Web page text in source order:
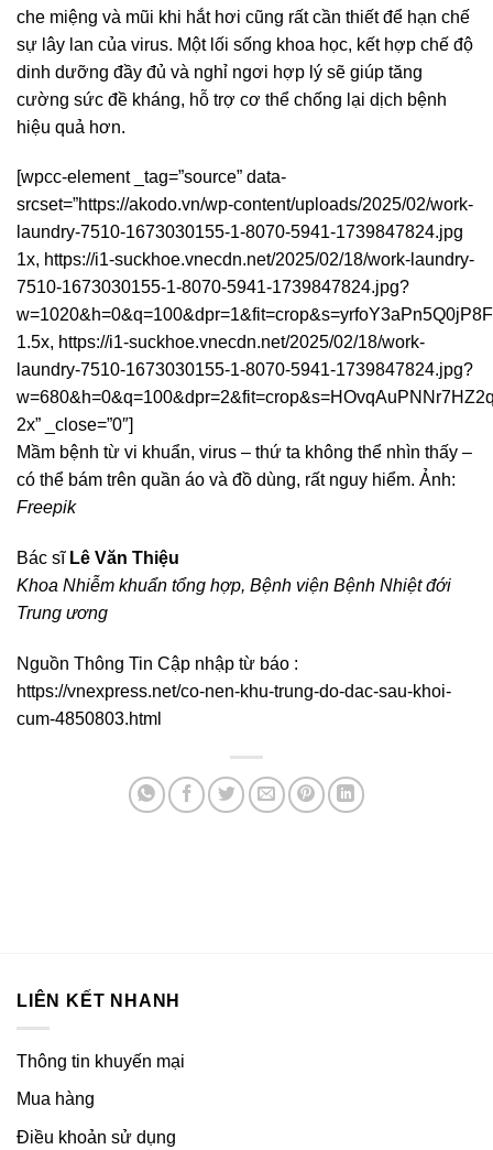
che miệng và mũi khi hắt hơi cũng rất cần thiết để hạn chế
sự lây lan của virus. Một lối sống khoa học, kết hợp chế độ
dinh dưỡng đầy đủ và nghỉ ngơi hợp lý sẽ giúp tăng
cường sức đề kháng, hỗ trợ cơ thể chống lại dịch bệnh
hiệu quả hơn.
[wpcc-element _tag=”source” data-
srcset=”https://akodo.vn/wp-content/uploads/2025/02/work-
laundry-7510-1673030155-1-8070-5941-1739847824.jpg
1x, https://i1-suckhoe.vnecdn.net/2025/02/18/work-laundry-
7510-1673030155-1-8070-5941-1739847824.jpg?
1.5x, https://i1-suckhoe.vnecdn.net/2025/02/18/work-
laundry-7510-1673030155-1-8070-5941-1739847824.jpg?
2x” _close=”0″]
Mầm bệnh từ vi khuẩn, virus – thứ ta không thể nhìn thấy –
có thể bám trên quần áo và đồ dùng, rất nguy hiểm. Ảnh:
Freepik
Bác sĩ Lê Văn Thiệu
Khoa Nhiễm khuẩn tổng hợp, Bệnh viện Bệnh Nhiệt đới
Trung ương
Nguồn Thông Tin Cập nhập từ báo :
https://vnexpress.net/co-nen-khu-trung-do-dac-sau-khoi-
cum-4850803.html
LIÊN KẾT NHANH
Thông tin khuyến mại
Mua hàng
Điều khoản sử dụng